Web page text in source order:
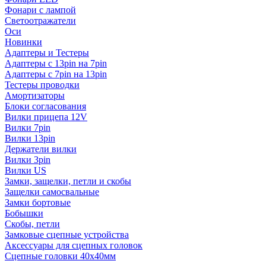
Фонари с лампой
Светоотражатели
Оси
Новинки
Адаптеры и Тестеры
Адаптеры с 13pin на 7pin
Адаптеры с 7pin на 13pin
Тестеры проводки
Амортизаторы
Блоки согласования
Вилки прицепа 12V
Вилки 7pin
Вилки 13pin
Держатели вилки
Вилки 3pin
Вилки US
Замки, защелки, петли и скобы
Защелки самосвальные
Замки бортовые
Бобышки
Скобы, петли
Замковые сцепные устройства
Аксессуары для сцепных головок
Сцепные головки 40x40мм